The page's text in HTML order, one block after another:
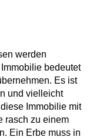
werden
bedeutet
Es ist
und vielleicht
Immobilie mit
rasch zu einem
Ein Erbe muss in